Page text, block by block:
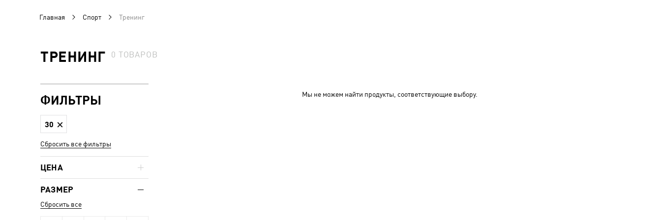
Главная Спорт Тренинг
ТРЕНИНГ 0 ТОВАРОВ
Мы не можем найти продукты, соответствующие выбору.
ФИЛЬТРЫ
30
Сбросить все фильтры
ЦЕНА
РАЗМЕР
Сбросить все